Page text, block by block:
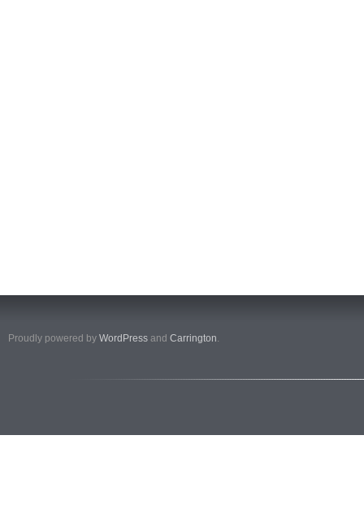
Proudly powered by WordPress and Carrington